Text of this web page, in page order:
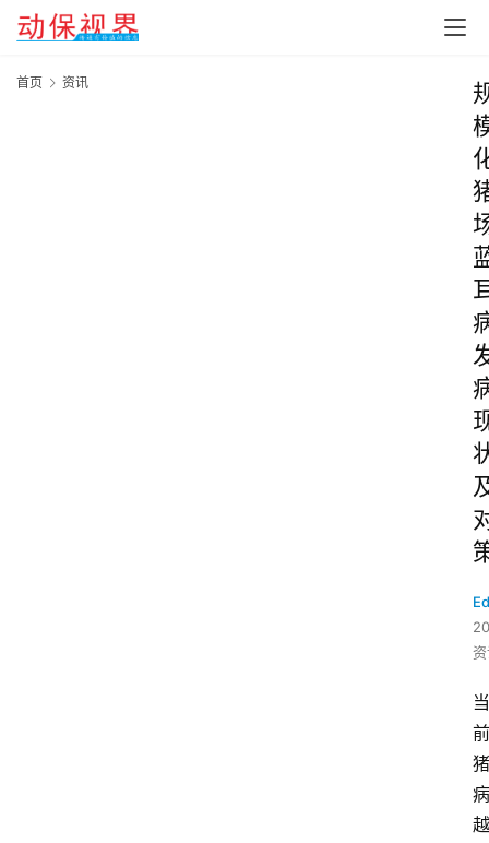
首页 资讯
当
前
猪
病
越